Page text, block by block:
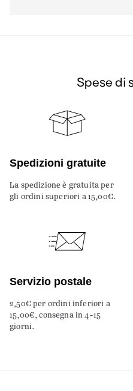
Spese di
Spedizioni gratuite
La spedizione è gratuita per
gli ordini superiori a 15,00€.
Servizio postale
2,50€ per ordini inferiori a
15,00€, consegna in 4-15
giorni.